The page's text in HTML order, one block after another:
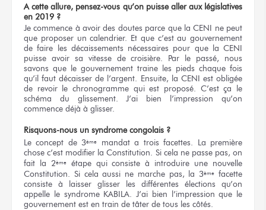
A cette allure, pensez-vous qu’on puisse aller aux législatives
en 2019 ?
Je commence à avoir des doutes parce que la CENI ne peut
que proposer un calendrier. Et que c’est au gouvernement
de faire les décaissements nécessaires pour que la CENI
puisse avoir sa vitesse de croisière. Par le passé, nous
savons que le gouvernement traine les pieds chaque fois
qu’il faut décaisser de l’argent. Ensuite, la CENI est obligée
de revoir le chronogramme qui est proposé. C’est ça le
schéma du glissement. J’ai bien l’impression qu’on
commence déjà à glisser.
Risquons-nous un syndrome congolais ?
Le concept de 3ème
mandat a trois facettes. La première
chose c’est modifier la Constitution. Si cela ne passe pas, on
fait la 2èmeétape qui consiste à introduire une nouvelle
Constitution. Si cela aussi ne marche pas, la 3ème
facette
consiste à laisser glisser les différentes élections qu’on
appelle le syndrome KABILA. J’ai bien l’impression que le
gouvernement est en train de tâter de tous les côtés.